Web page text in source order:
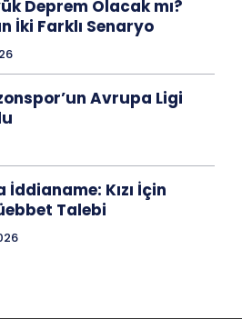
Deprem Olacak mı?
İki Farklı Senaryo
Avrupa Ligi
Kızı İçin
Talebi